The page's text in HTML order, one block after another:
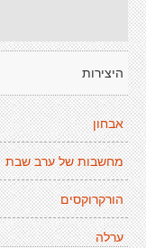
היצירות
אבחון
מחשבות של ערב שבת
הורקרוקסים
ערלה